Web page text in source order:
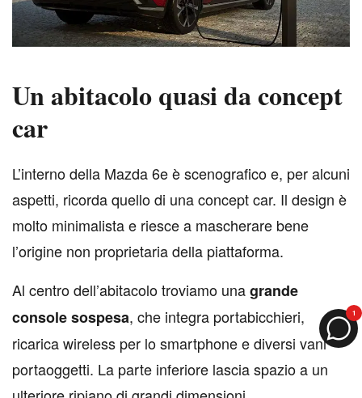
1
Un abitacolo quasi da concept
car
L’interno della Mazda 6e è scenografico e, per alcuni
aspetti, ricorda quello di una concept car. Il design è
molto minimalista e riesce a mascherare bene
l’origine non proprietaria della piattaforma.
Al centro dell’abitacolo troviamo unagrande
console sospesa, che integra portabicchieri,
ricarica wireless per lo smartphone e diversi vani
portaoggetti. La parte inferiore lascia spazio a un